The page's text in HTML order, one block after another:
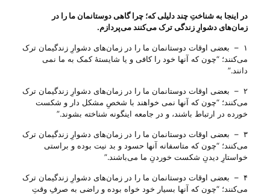
در اینجا به شناختِ چند دلیلی که؛ چرا گاهی دوستانمان ما را در
زمان‌های دشوارِ زندگی ترک می‌‌کنند می‌‌پردازم.
۱ – بعضی اوقات دوستانمان ما را در زمان‌های دشوارِ زندگیمان ترک
می‌‌کنند؛ “چون که آنها خود را کافی و یا شایستهٔ کمک به ما نمی
دانند.”
۲ – بعضی اوقات دوستانمان ما را در زمان‌های دشوارِ زندگیمان ترک
می‌‌کنند؛ “چون که آنها نمی خواهند با شخصِ مشکل دار و شکست
خورده در ارتباط باشند، و در جامعه اینگونه شناخته بشوند.”
۳ – بعضی اوقات دوستانمان ما را در زمان‌های دشوارِ زندگیمان ترک
می‌‌کنند؛ “چون که متاسفانه آنها حسود و بد نیت بوده و براستی
خواستارِ دیدنِ شکست خوردنِ ما می‌‌باشند.”
۴ – بعضی اوقات دوستانمان ما را در زمان‌های دشوارِ زندگیمان ترک
می‌‌کنند؛ “چون که آنها بسیار خود خواه بوده و راضی به صرفِ وقتِ